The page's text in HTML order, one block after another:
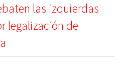
las izquierdas
legalización de